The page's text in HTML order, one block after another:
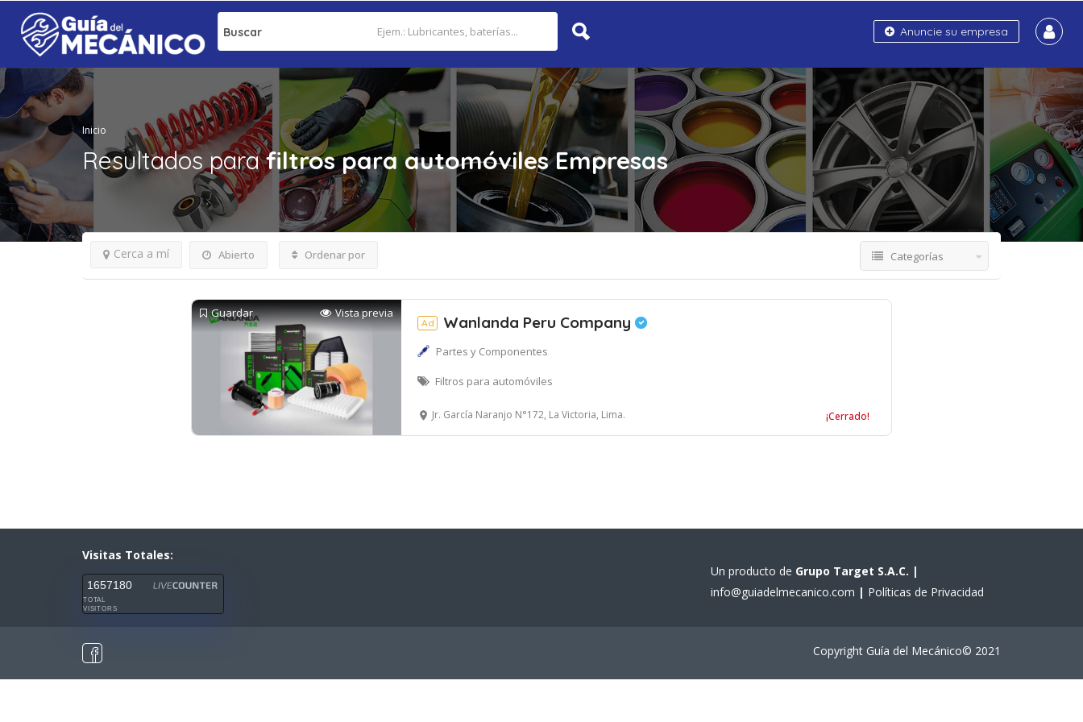
Buscar Anuncie su empresa
Inicio
Resultados parafiltros para automóviles Empresas
Abierto
Cerca a mí Ordenar por Categorías
Guardar Vista previa
Ad Wanlanda Peru Company
Partes y Componentes
Filtros para automóviles
Jr. García Naranjo N°172, La Victoria, Lima. ¡Cerrado!
Visitas Totales:
1657180
TOTAL
VISITORS
Un producto de Grupo Target S.A.C. |
info@guiadelmecanico.com | Políticas de Privacidad
Copyright Guía del Mecánico© 2021